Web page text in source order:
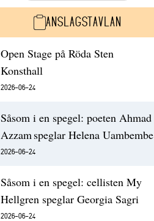
ANSLAGSTAVLAN
Open Stage på Röda Sten
Konsthall
2026-06-24
Såsom i en spegel: poeten Ahmad
Azzam speglar Helena Uambembe
2026-06-24
Såsom i en spegel: cellisten My
Hellgren speglar Georgia Sagri
2026-06-24